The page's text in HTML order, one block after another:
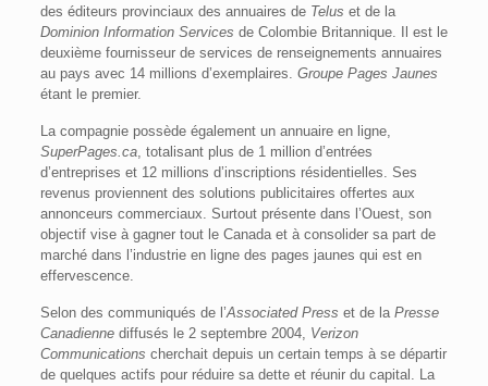
des éditeurs provinciaux des annuaires de Telus et de la
Dominion Information Services de Colombie Britannique. Il est le
deuxième fournisseur de services de renseignements annuaires
au pays avec 14 millions d’exemplaires. Groupe Pages Jaunes
étant le premier.
La compagnie possède également un annuaire en ligne,
SuperPages.ca, totalisant plus de 1 million d’entrées
d’entreprises et 12 millions d’inscriptions résidentielles. Ses
revenus proviennent des solutions publicitaires offertes aux
annonceurs commerciaux. Surtout présente dans l’Ouest, son
objectif vise à gagner tout le Canada et à consolider sa part de
marché dans l’industrie en ligne des pages jaunes qui est en
effervescence.
Selon des communiqués de l’Associated Press et de la Presse
Canadiennediffusés le 2 septembre 2004, Verizon
Communications cherchait depuis un certain temps à se départir
de quelques actifs pour réduire sa dette et réunir du capital. La